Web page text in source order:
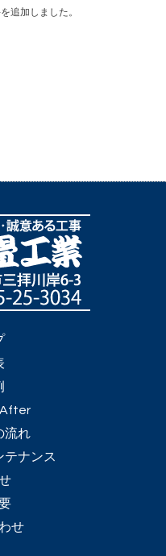
追加しました。
流れ
テナンス
せ